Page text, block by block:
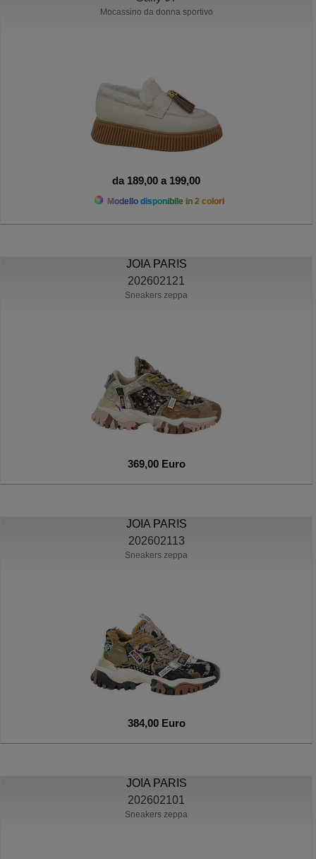
Mocassino da donna sportivo
da 189,00 a 199,00
Modello disponibile in 2 colori
JOIA PARIS
202602121
Sneakers zeppa
369,00 Euro
JOIA PARIS
202602113
Sneakers zeppa
384,00 Euro
JOIA PARIS
202602101
Sneakers zeppa